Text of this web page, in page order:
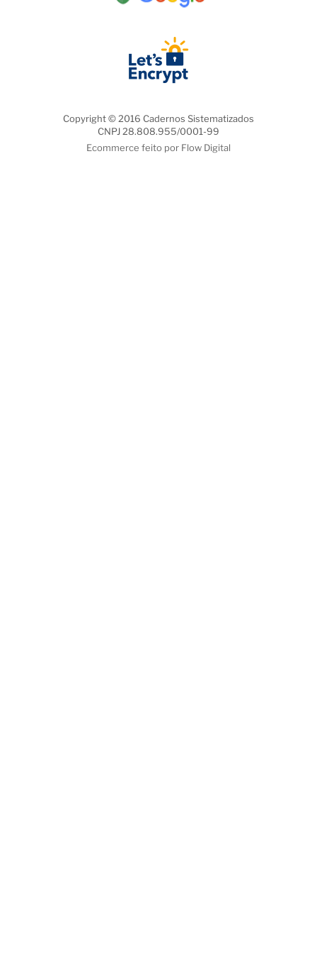
Copyright © 2016 Cadernos Sistematizados
CNPJ 28.808.955/0001-99
Ecommerce feito por Flow Digital